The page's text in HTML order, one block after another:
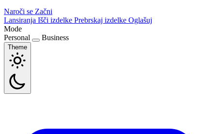
Naroči se Začni
Lansiranja Išči izdelke Prebrskaj izdelke Oglašuj
Mode
Personal
Business
Theme